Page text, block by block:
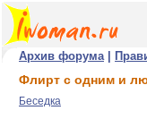
Архив форума|
Флирт с одним и
Беседка